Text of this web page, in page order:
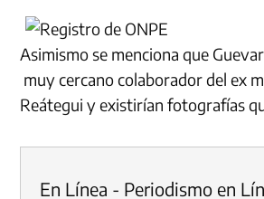
Asimismo se menciona que
muy cercano colaborador del ex
Reátegui y existirían fotografías
En Línea - Periodismo en